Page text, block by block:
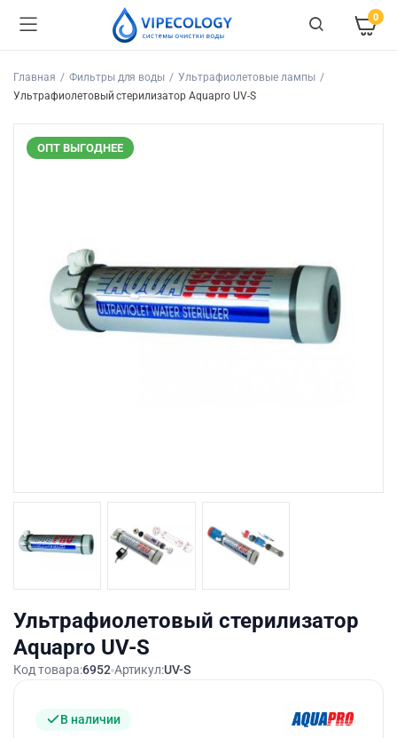
0
Главная Фильтры для воды
Ультрафиолетовые лампы
Ультрафиолетовый стерилизатор Aquapro UV-S
ОПТ ВЫГОДНЕЕ
Ультрафиолетовый стерилизатор
Aquapro UV-S
Код товара:6952 Артикул:UV-S
В наличии